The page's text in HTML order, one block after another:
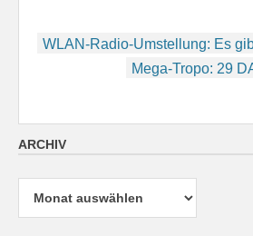
Beitragsnavigation
WLAN-Radio-Umstellung: Es
Mega-Tropo: 29
ARCHIV
Archiv